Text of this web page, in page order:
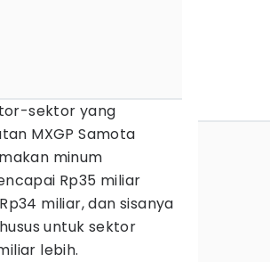
sektor yang
MXGP Samota
minum
Rp35 miliar
miliar, dan sisanya
untuk sektor
lebih.